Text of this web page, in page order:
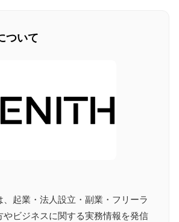
ついて
、起業・法人設立・副業・フリーラ
やビジネスに関する実務情報を発信